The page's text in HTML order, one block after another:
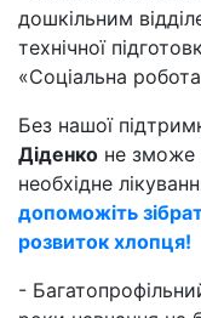
дошкільним
технічної
«Соціальна
Без нашої
Діденко не зможе
необхідне
допоможіть
розвиток хлопця!
-